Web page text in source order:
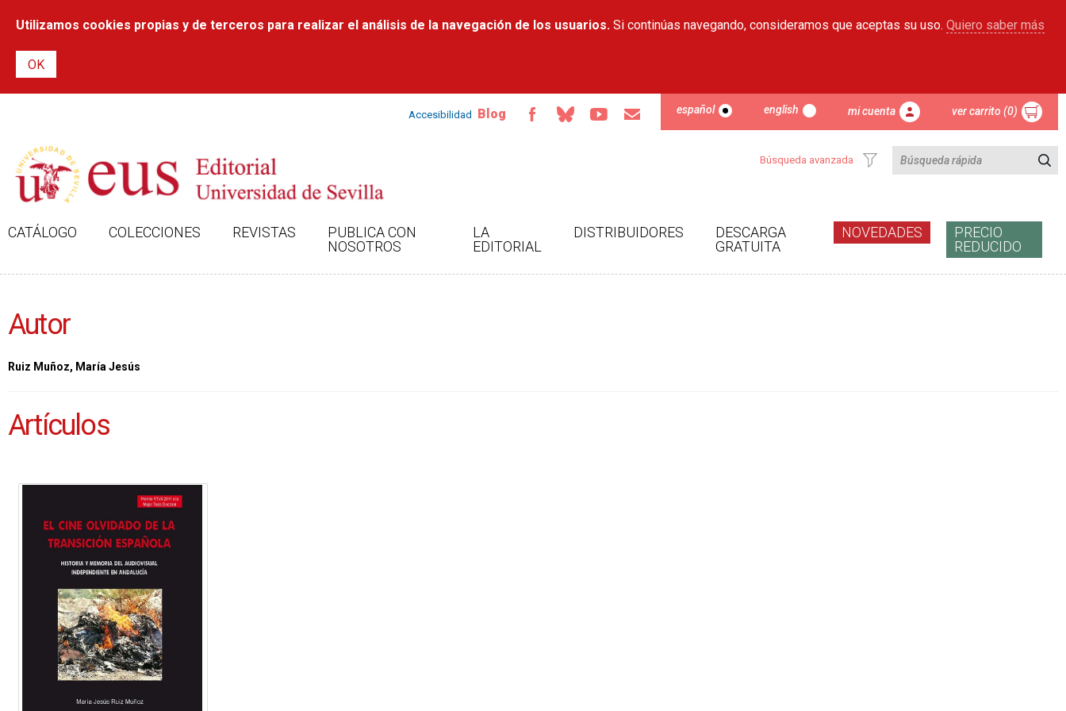
contenido
Utilizamos cookies propias y de terceros para realizar el análisis de la navegación de los usuarios. Si continúas navegando, consideramos que aceptas su uso. Quiero saber más
Accesibilidad Blog español english mi cuenta ver carrito (0)
Búsqueda avanzada
CATÁLOGO COLECCIONES REVISTAS
PUBLICA CON
NOSOTROS
LA
EDITORIAL
DISTRIBUIDORES
DESCARGA
GRATUITA
NOVEDADES
PRECIO
REDUCIDO
Autor
Ruiz Muñoz, María Jesús
Artículos